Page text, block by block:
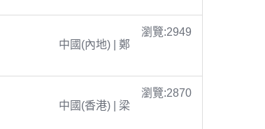
瀏覽:2949
中國(內地) | 鄭
瀏覽:2870
中國(香港) | 梁